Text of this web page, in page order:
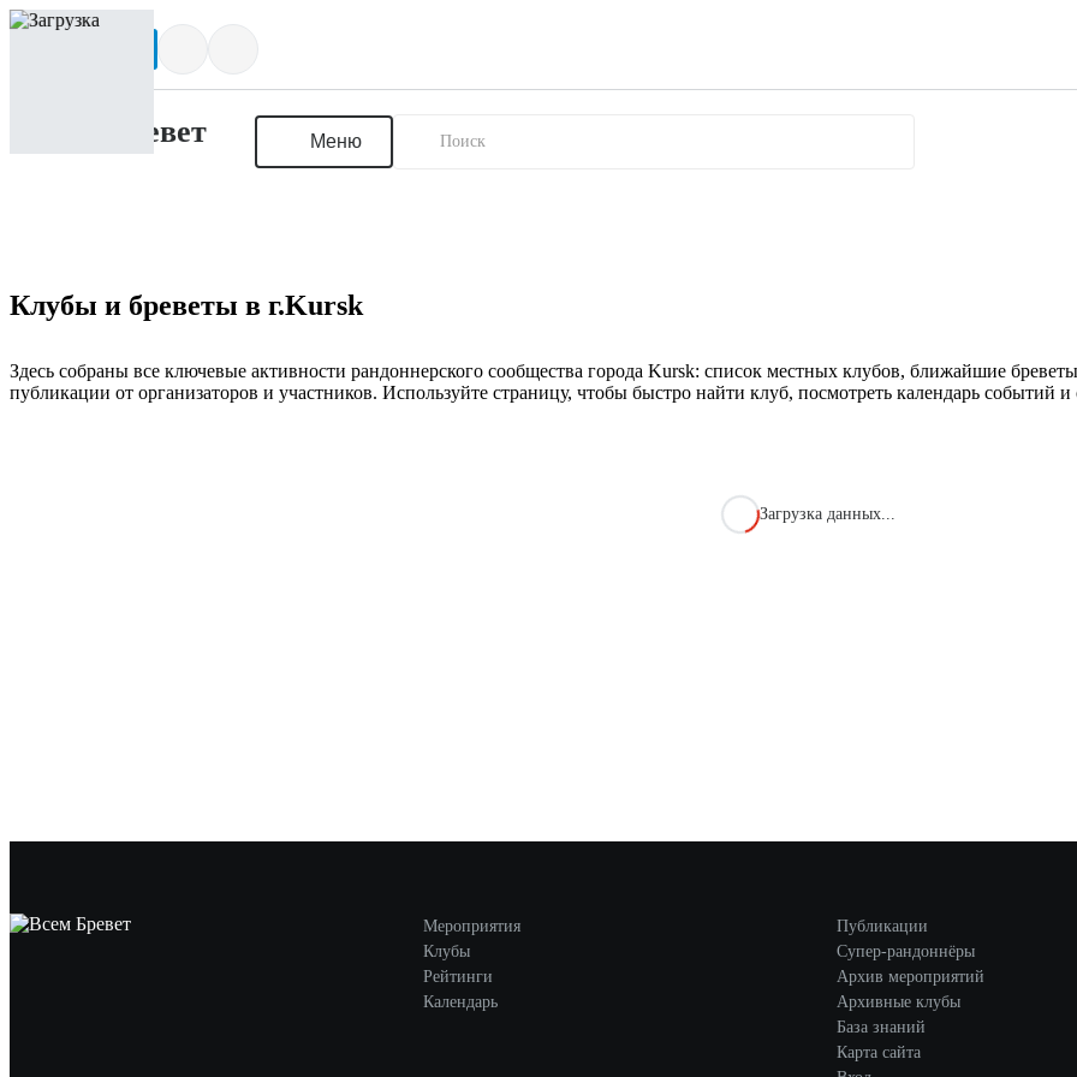
Меню
Клубы и бреветы в г.Kursk
Здесь собраны все ключевые активности рандоннерского сообщества города Kursk: список местных клубов, ближайшие
публикации от организаторов и участников. Используйте страницу, чтобы быстро найти клуб, посмотреть календарь событий
Загрузка данных...
Мероприятия
Клубы
Рейтинги
Календарь
Публикации
Супер-рандоннёры
Архив мероприятий
Архивные клубы
База знаний
Карта сайта